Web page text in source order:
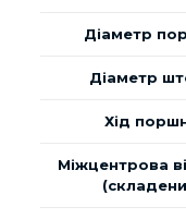
Діаметр
Діаметр
Хід
Міжцентрова